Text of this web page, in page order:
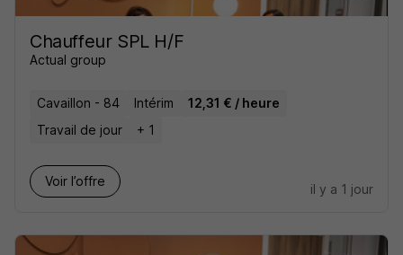
Chauffeur SPL H/F
Actual group
Cavaillon - 84 Intérim
12,31 € / heure
Travail de jour
+ 1
Voir l’offre
il y a 1 jour